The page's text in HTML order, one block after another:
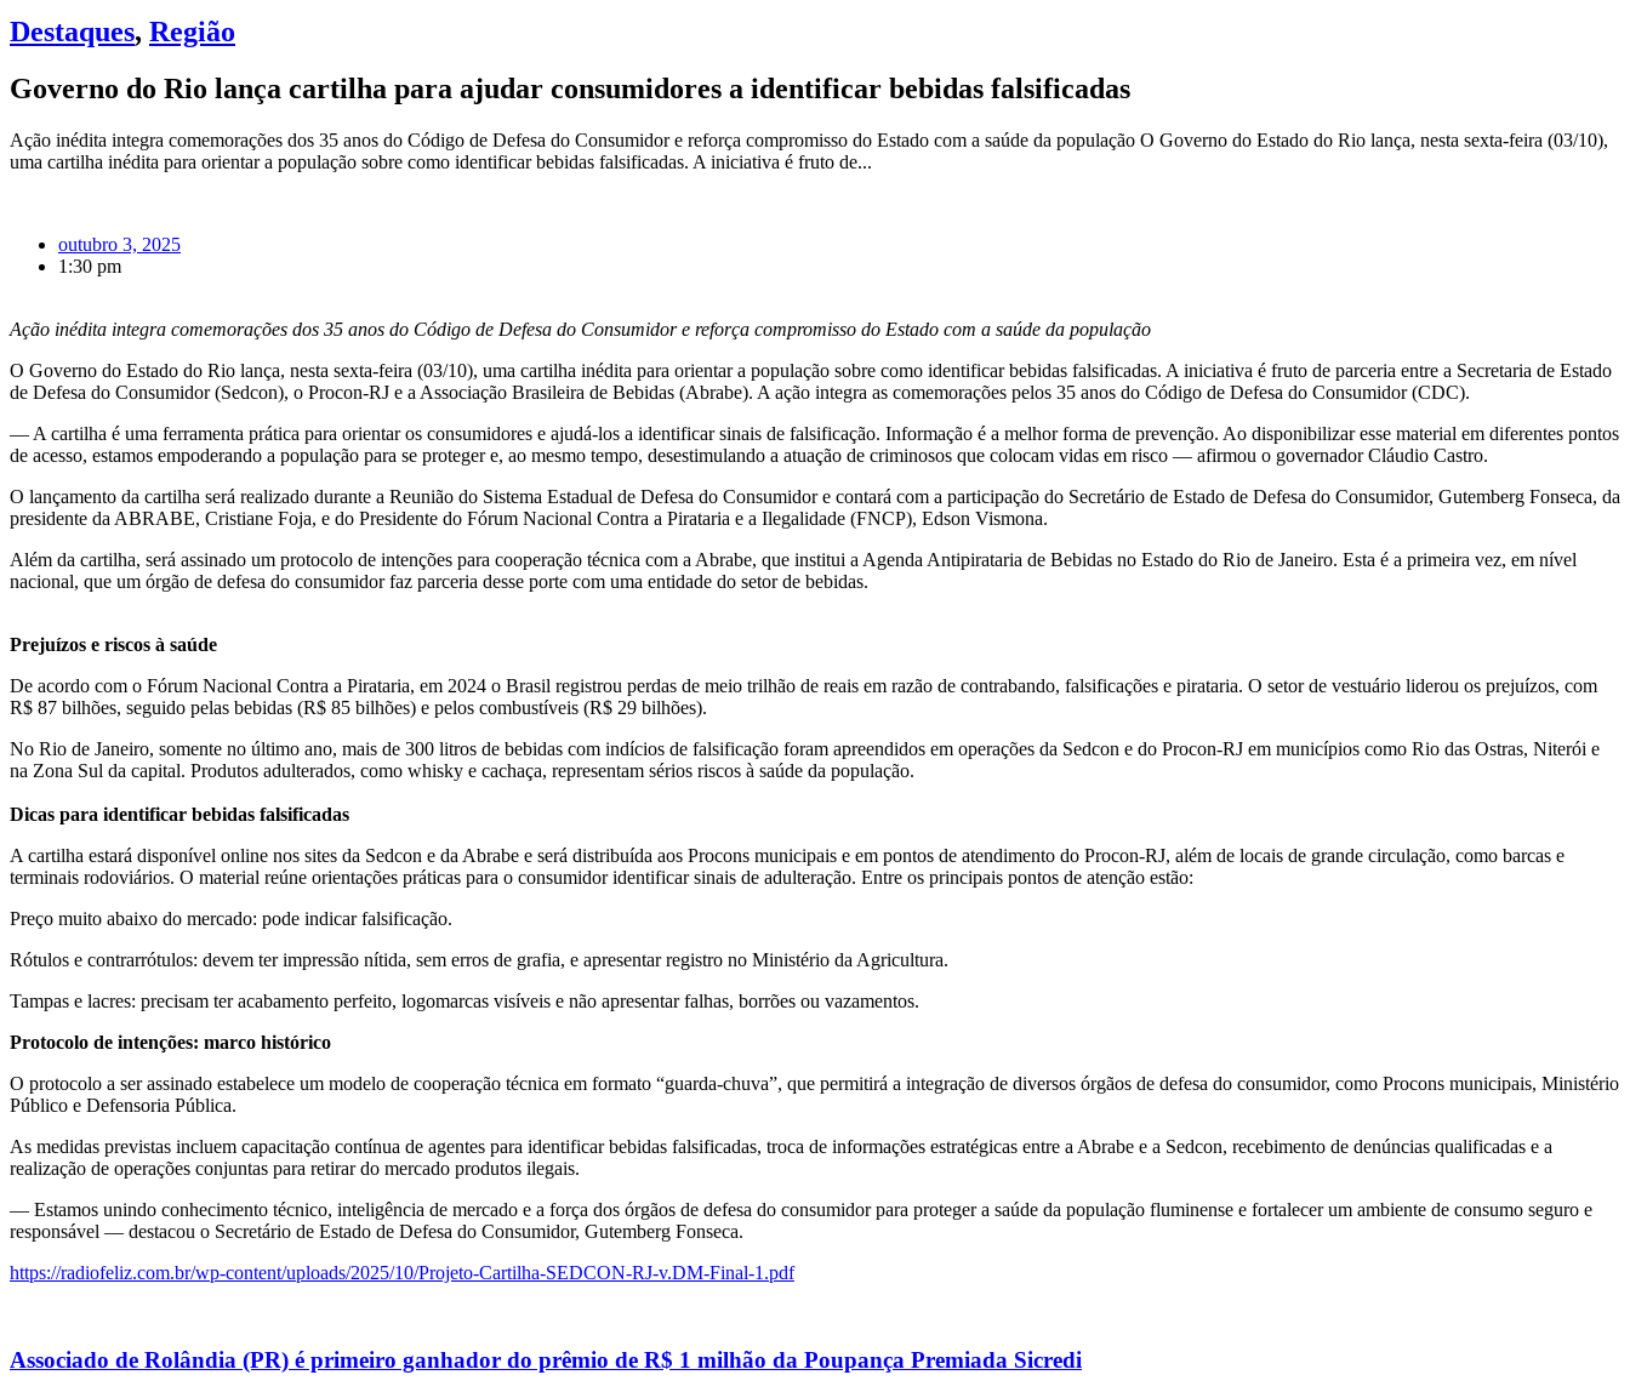
Destaques, Região
Governo do Rio lança cartilha para ajudar consumidores a identificar bebidas falsificadas
Ação inédita integra comemorações dos 35 anos do Código de Defesa do Consumidor e reforça compromisso do Estado com a saúde da população O Governo do Estado do Rio lança, nesta sexta-feira (03/10),
uma cartilha inédita para orientar a população sobre como identificar bebidas falsificadas. A iniciativa é fruto de...
outubro 3, 2025
1:30 pm
Ação inédita integra comemorações dos 35 anos do Código de Defesa do Consumidor e reforça compromisso do Estado com a saúde da população
O Governo do Estado do Rio lança, nesta sexta-feira (03/10), uma cartilha inédita para orientar a população sobre como identificar bebidas falsificadas. A iniciativa é fruto de parceria entre a Secretaria de Estado
de Defesa do Consumidor (Sedcon), o Procon-RJ e a Associação Brasileira de Bebidas (Abrabe). A ação integra as comemorações pelos 35 anos do Código de Defesa do Consumidor (CDC).
— A cartilha é uma ferramenta prática para orientar os consumidores e ajudá-los a identificar sinais de falsificação. Informação é a melhor forma de prevenção. Ao disponibilizar esse material em diferentes pontos
de acesso, estamos empoderando a população para se proteger e, ao mesmo tempo, desestimulando a atuação de criminosos que colocam vidas em risco — afirmou o governador Cláudio Castro.
O lançamento da cartilha será realizado durante a Reunião do Sistema Estadual de Defesa do Consumidor e contará com a participação do Secretário de Estado de Defesa do Consumidor, Gutemberg Fonseca, da
presidente da ABRABE, Cristiane Foja, e do Presidente do Fórum Nacional Contra a Pirataria e a Ilegalidade (FNCP), Edson Vismona.
Além da cartilha, será assinado um protocolo de intenções para cooperação técnica com a Abrabe, que institui a Agenda Antipirataria de Bebidas no Estado do Rio de Janeiro. Esta é a primeira vez, em nível
nacional, que um órgão de defesa do consumidor faz parceria desse porte com uma entidade do setor de bebidas.
Prejuízos e riscos à saúde
De acordo com o Fórum Nacional Contra a Pirataria, em 2024 o Brasil registrou perdas de meio trilhão de reais em razão de contrabando, falsificações e pirataria. O setor de vestuário liderou os prejuízos, com
R$ 87 bilhões, seguido pelas bebidas (R$ 85 bilhões) e pelos combustíveis (R$ 29 bilhões).
No Rio de Janeiro, somente no último ano, mais de 300 litros de bebidas com indícios de falsificação foram apreendidos em operações da Sedcon e do Procon-RJ em municípios como Rio das Ostras, Niterói e
na Zona Sul da capital. Produtos adulterados, como whisky e cachaça, representam sérios riscos à saúde da população.
Dicas para identificar bebidas falsificadas
A cartilha estará disponível online nos sites da Sedcon e da Abrabe e será distribuída aos Procons municipais e em pontos de atendimento do Procon-RJ, além de locais de grande circulação, como barcas e
terminais rodoviários. O material reúne orientações práticas para o consumidor identificar sinais de adulteração. Entre os principais pontos de atenção estão:
Preço muito abaixo do mercado: pode indicar falsificação.
Rótulos e contrarrótulos: devem ter impressão nítida, sem erros de grafia, e apresentar registro no Ministério da Agricultura.
Tampas e lacres: precisam ter acabamento perfeito, logomarcas visíveis e não apresentar falhas, borrões ou vazamentos.
Protocolo de intenções: marco histórico
O protocolo a ser assinado estabelece um modelo de cooperação técnica em formato “guarda-chuva”, que permitirá a integração de diversos órgãos de defesa do consumidor, como Procons municipais, Ministério
Público e Defensoria Pública.
As medidas previstas incluem capacitação contínua de agentes para identificar bebidas falsificadas, troca de informações estratégicas entre a Abrabe e a Sedcon, recebimento de denúncias qualificadas e a
realização de operações conjuntas para retirar do mercado produtos ilegais.
— Estamos unindo conhecimento técnico, inteligência de mercado e a força dos órgãos de defesa do consumidor para proteger a saúde da população fluminense e fortalecer um ambiente de consumo seguro e
responsável — destacou o Secretário de Estado de Defesa do Consumidor, Gutemberg Fonseca.
https://radiofeliz.com.br/wp-content/uploads/2025/10/Projeto-Cartilha-SEDCON-RJ-v.DM-Final-1.pdf
Associado de Rolândia (PR) é primeiro ganhador do prêmio de R$ 1 milhão da Poupança Premiada Sicredi